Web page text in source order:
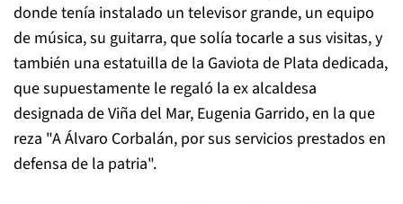
donde tenía instalado un televisor grande, un equipo
de música, su guitarra, que solía tocarle a sus visitas, y
también una estatuilla de la Gaviota de Plata dedicada,
que supuestamente le regaló la ex alcaldesa
designada de Viña del Mar, Eugenia Garrido, en la que
reza "A Álvaro Corbalán, por sus servicios prestados en
defensa de la patria".